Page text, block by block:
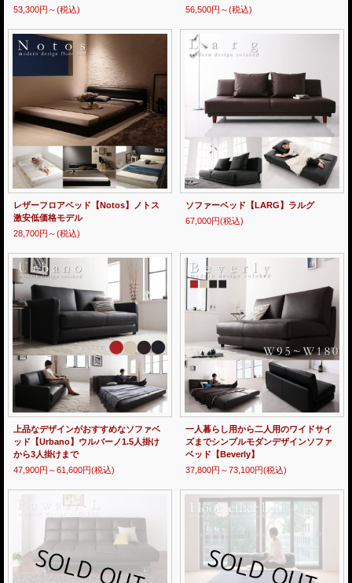
53,300円～(税込) 56,500円～(税込)
レザーフロアベッド【Notos】ノトス
激安低価格モデル
28,700円～(税込)
ソファーベッド【LARG】ラルグ
67,000円(税込)
上品なデザインがおすすめなソファベ
ッド【Urbano】ウルバーノ1.5人掛け
から3人掛けまで
47,900円～61,600円(税込)
一人暮らし用から二人用のワイドサイ
ズまでシンプルモダンデザインソファ
ベッド【Beverly】
37,800円～73,100円(税込)